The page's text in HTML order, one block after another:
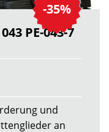
-35%
PE-043-7
und
an